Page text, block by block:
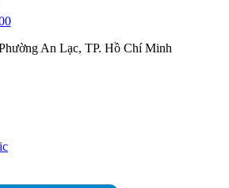
An Lạc, TP. Hồ Chí Minh